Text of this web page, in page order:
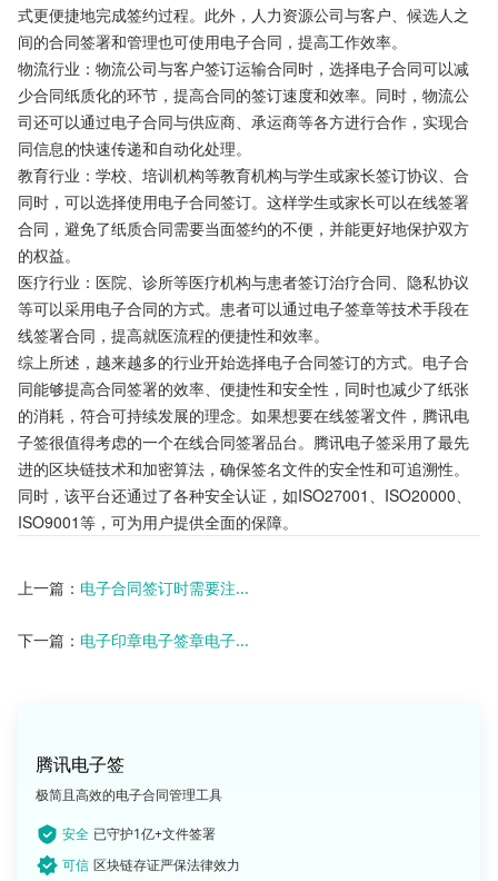
式更便捷地完成签约过程。此外，人力资源公司与客户、候选人之
间的合同签署和管理也可使用电子合同，提高工作效率。
物流行业：物流公司与客户签订运输合同时，选择电子合同可以减
少合同纸质化的环节，提高合同的签订速度和效率。同时，物流公
司还可以通过电子合同与供应商、承运商等各方进行合作，实现合
同信息的快速传递和自动化处理。
教育行业：学校、培训机构等教育机构与学生或家长签订协议、合
同时，可以选择使用电子合同签订。这样学生或家长可以在线签署
合同，避免了纸质合同需要当面签约的不便，并能更好地保护双方
的权益。
医疗行业：医院、诊所等医疗机构与患者签订治疗合同、隐私协议
等可以采用电子合同的方式。患者可以通过电子签章等技术手段在
线签署合同，提高就医流程的便捷性和效率。
综上所述，越来越多的行业开始选择电子合同签订的方式。电子合
同能够提高合同签署的效率、便捷性和安全性，同时也减少了纸张
的消耗，符合可持续发展的理念。如果想要在线签署文件，腾讯电
子签很值得考虑的一个在线合同签署品台。腾讯电子签采用了最先
进的区块链技术和加密算法，确保签名文件的安全性和可追溯性。
同时，该平台还通过了各种安全认证，如ISO27001、ISO20000、
ISO9001等，可为用户提供全面的保障。
上一篇： 电子合同签订时需要注...
下一篇： 电子印章电子签章电子...
腾讯电子签
极简且高效的电子合同管理工具
安全 已守护1亿+文件签署
可信 区块链存证严保法律效力